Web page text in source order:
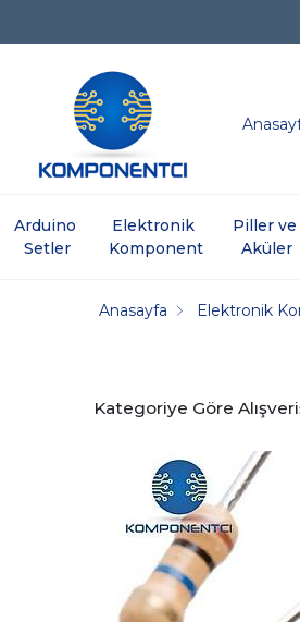
Arduino
Setler
Elektronik
Komponent
Piller ve
Aküler
Anasayfa Elektronik
Kategoriye Göre